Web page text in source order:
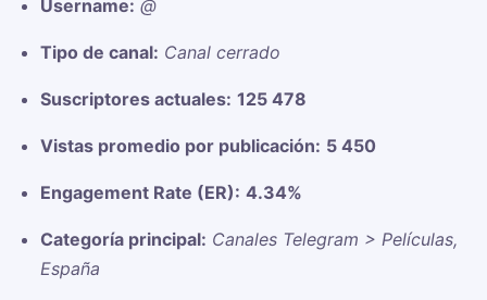
Username: @
Tipo de canal: Canal cerrado
Suscriptores actuales: 125 478
Vistas promedio por publicación: 5 450
Engagement Rate (ER): 4.34%
Categoría principal: Canales Telegram > Películas,
España